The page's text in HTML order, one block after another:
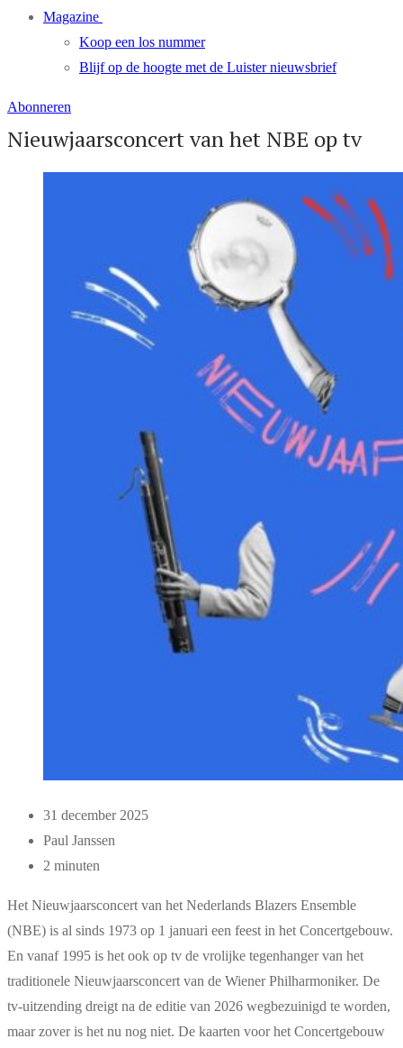
Magazine
Koop een los nummer
Blijf op de hoogte met de Luister nieuwsbrief
Abonneren
Nieuwjaarsconcert van het NBE op tv
31 december 2025
Paul Janssen
2 minuten
Het Nieuwjaarsconcert van het Nederlands Blazers Ensemble
(NBE) is al sinds 1973 op 1 januari een feest in het Concertgebouw.
En vanaf 1995 is het ook op tv de vrolijke tegenhanger van het
traditionele Nieuwjaarsconcert van de Wiener Philharmoniker. De
tv-uitzending dreigt na de editie van 2026 wegbezuinigd te worden,
maar zover is het nu nog niet. De kaarten voor het Concertgebouw